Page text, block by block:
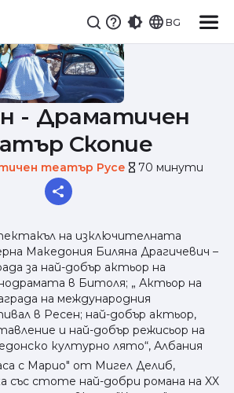
BG
- Драматичен
Скопие
театър Русе hourglass_empty 70 минути
на изключителната
Македония Биляна Драгичевич –
за най-добър актьор на
в Битоля; „ Актьор на
на международния
в Ресен; най-добър актьор,
и най-добър режисьор на
културно лято“, Албания
с Марио" от Мигел Делиб,
със стоте най-добри романа на XX